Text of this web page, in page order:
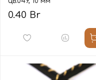
0.40 Br